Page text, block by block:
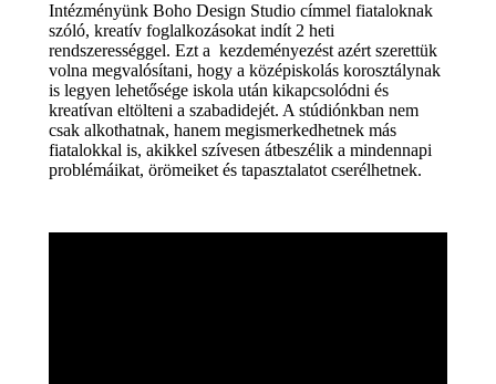
Intézményünk Boho Design Studio címmel fiataloknak
szóló, kreatív foglalkozásokat indít 2 heti
rendszerességgel. Ezt a kezdeményezést azért szerettük
volna megvalósítani, hogy a középiskolás korosztálynak
is legyen lehetősége iskola után kikapcsolódni és
kreatívan eltölteni a szabadidejét. A stúdiónkban nem
csak alkothatnak, hanem megismerkedhetnek más
fiatalokkal is, akikkel szívesen átbeszélik a mindennapi
problémáikat, örömeiket és tapasztalatot cserélhetnek.